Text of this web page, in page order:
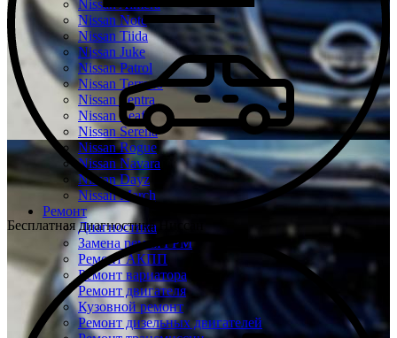
Nissan Almera
Nissan Note
Nissan Tiida
Nissan Juke
Nissan Patrol
Nissan Terrano
Nissan Sentra
Nissan Leaf
Nissan Serena
Nissan Rogue
Nissan Navara
Nissan Dayz
Nissan March
Ремонт
Диагностика
Замена ремня ГРМ
Ремонт АКПП
Ремонт вариатора
Ремонт двигателя
Кузовной ремонт
Ремонт дизельных двигателей
Бесплатная диагностика Ниссан